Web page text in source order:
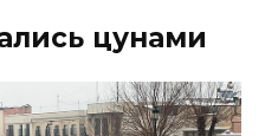
цунами